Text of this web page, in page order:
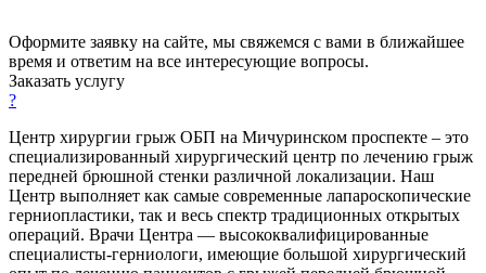
Оформите заявку на сайте, мы свяжемся с вами в ближайшее
время и ответим на все интересующие вопросы.
Заказать услугу
?
Центр хирургии грыж ОБП на Мичуринском проспекте ‒ это
специализированный хирургический центр по лечению грыж
передней брюшной стенки различной локализации. Наш
Центр выполняет как самые современные лапароскопические
герниопластики, так и весь спектр традиционных открытых
операций. Врачи Центра — высококвалифицированные
специалисты-герниологи, имеющие большой хирургический